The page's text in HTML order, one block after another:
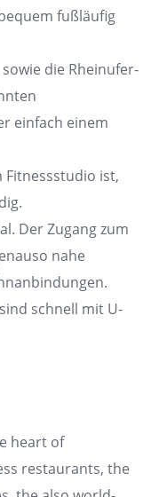
fußläufig
die Rheinufer-
einfach einem
Fitnessstudio ist,
Der Zugang zum
nahe
schnell mit U-
heart of
restaurants, the